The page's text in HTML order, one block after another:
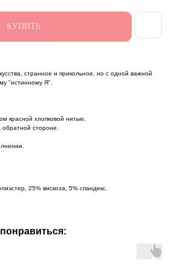
КУПИТЬ
странное и прикольное, но с одной важной
"истинному Я".
красной хлопковой нитью.
стороне.
25% вискоза, 5% спандекс.